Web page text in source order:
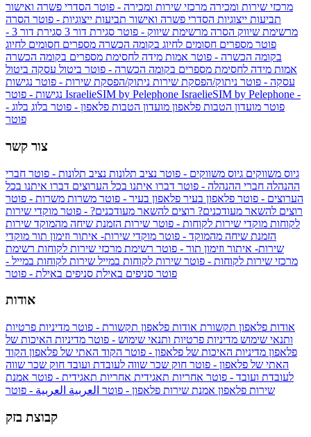
מרכזי שירות ומכירה מרכזי שירות ומכירה - פוטר הסדרי פשרה ואישור
תביעות ייצוגיות הסדרי פשרה ואישור תביעות ייצוגיות - פוטר הסרה
מרשימת שיווק הסרה מרשימת שיווק - פוטר סגירת דור 3
סגירת דור 3 -
פוטר מספרים חסומים לחיוג בקומה הכשרה מספרים חסומים לחיוג
בקומה הכשרה - פוטר אמות מידה לחסימת מספרים בקומה הכשרה
אמות מידה לחסימת מספרים בקומה הכשרה - פוטר ביטול עסקה ביטול
עסקה - פוטר ניתוק/הפסקת שירות ניתוק/הפסקת שירות - פוטר נגישות
IsraelieSIM by Pelephone IsraelieSIM by Pelephone -
פוטר מועדון הטבות פלאפון מועדון הטבות פלאפון - פוטר בלוג בלוג -
פוטר
צור קשר
גיוס משווקים גיוס משווקים - פוטר נציב תלונות נציב תלונות - פוטר חברי
ההנהלה חברי ההנהלה - פוטר דברו איתנו בכל הערוצים דברו איתנו בכל
הערוצים - פוטר פלאפון בעיר פלאפון בעיר - פוטר משרות משרות - פוטר
רוצים להשאר מעודכנים? רוצים להשאר מעודכנים? - פוטר מוקדי שירות
לקוחות מוקדי שירות לקוחות - פוטר שירות הזמנת שיחה מהמוקד שירות
הזמנת שיחה מהמוקד - פוטר מוקדי שירות- איתור וזימון תור מוקדי
שירות- איתור וזימון תור - פוטר רשימת מרכזי שירות לקוחות רשימת
מרכזי שירות לקוחות - פוטר שירות לקוחות במייל שירות לקוחות במייל -
פוטר סניפים באילת סניפים באילת - פוטר
אודות
אודות פלאפון תקשורת אודות פלאפון תקשורת - פוטר מדיניות פרטיות
ותנאי שימוש מדיניות פרטיות ותנאי שימוש - פוטר מדיניות האיכות של
פלאפון מדיניות האיכות של פלאפון - פוטר הקוד האתי של פלאפון הקוד
האתי של פלאפון - פוטר חוק שכר שווה לעובדת ועובד חוק שכר שווה
לעובדת ועובד - פוטר אחריות תאגידית אחריות תאגידית - פוטר אמנת
שירות פלאפון אמנת שירות פלאפון - פוטר العربية العربية - פוטר
קבוצת בזק